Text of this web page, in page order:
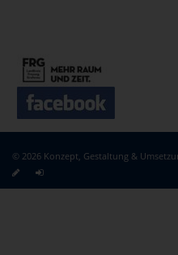
© 2026 Konzept, Gestaltung &